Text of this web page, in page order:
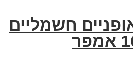
חשמליים